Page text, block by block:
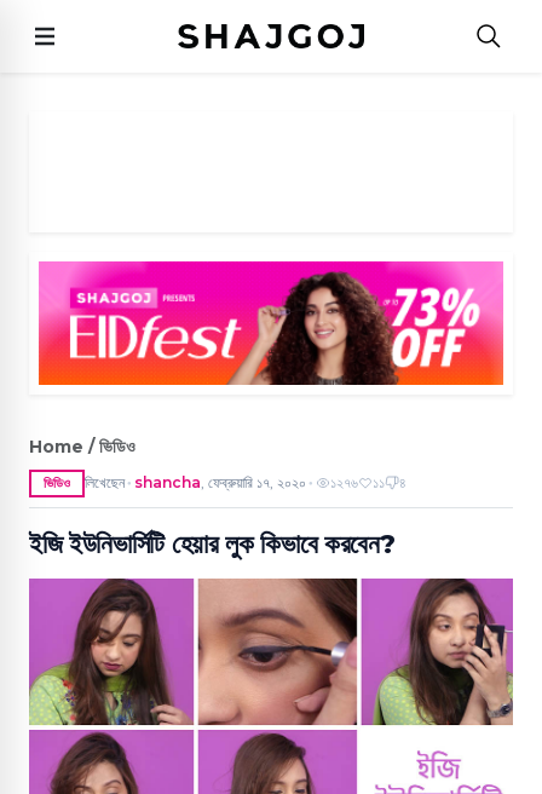
Home / ভিডিও
ভিডিও লিখেছেন ● shancha, ফেব্রুয়ারি ১৭, ২০২০ ● ১২৭৬ ১১ ৪
ইজি ইউনিভার্সিটি হেয়ার লুক কিভাবে করবেন?